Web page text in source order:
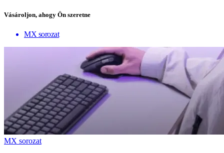
Vásároljon, ahogy Ön szeretne
MX sorozat
MX sorozat